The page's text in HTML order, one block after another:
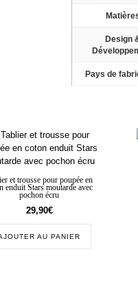
Design
Pays de
et trousse pour poupée en
enduit Stars moutarde avec
pochon écru
29,90€
AU PANIER